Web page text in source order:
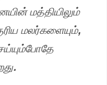
மத்தியிலும்
மலர்களையும்,